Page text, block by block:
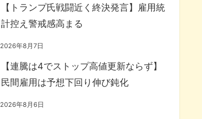
【トランプ氏戦闘近く終決発言】雇用統
計控え警戒感高まる
2026年8月7日
【連騰は4でストップ高値更新ならず】
民間雇用は予想下回り伸び鈍化
2026年8月6日